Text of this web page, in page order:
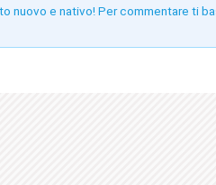
nuovo e nativo! Per commentare ti